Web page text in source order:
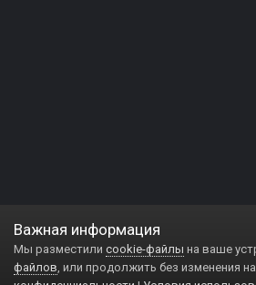
Важная информация
Мы разместили cookie-файлы на ваше
файлов, или продолжить без изменения